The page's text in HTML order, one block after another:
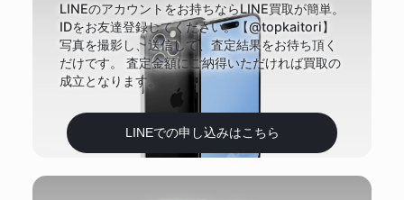
LINEのアカウントをお持ちならLINE買取が簡単。
IDをお友達登録してください。【@topkaitori】
写真を撮影し、送信して、査定結果をお待ち頂く
だけです。 査定金額にご納得いただければ買取の
成立となります。
LINEでの申し込みはこちら